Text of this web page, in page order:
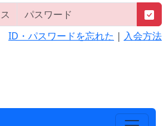
ID・パスワードを忘れた ｜ 入会方法